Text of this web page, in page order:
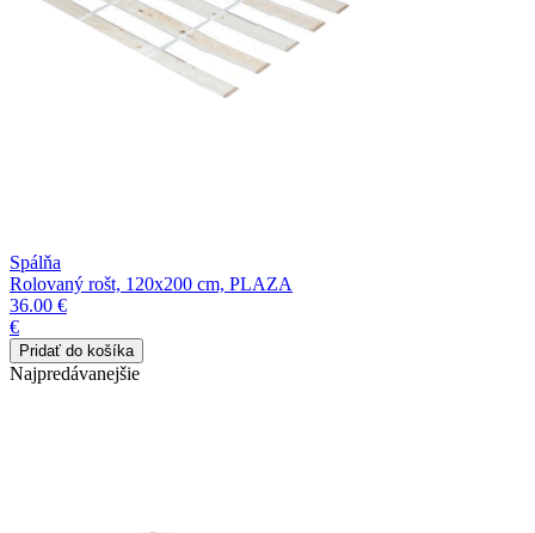
Spálňa
Rolovaný rošt, 120x200 cm, PLAZA
36.00 €
€
Najpredávanejšie